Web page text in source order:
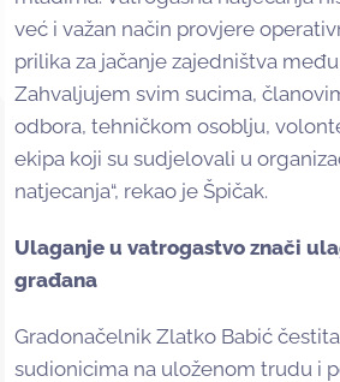
već i važan način provjere
prilika za jačanje zajedništva
Zahvaljujem svim sucima,
odbora, tehničkom osoblju,
ekipa koji su sudjelovali u
natjecanja“, rekao je Špičak.
Ulaganje u vatrogastvo znači
građana
Gradonačelnik Zlatko Babić
sudionicima na uloženom trudu i